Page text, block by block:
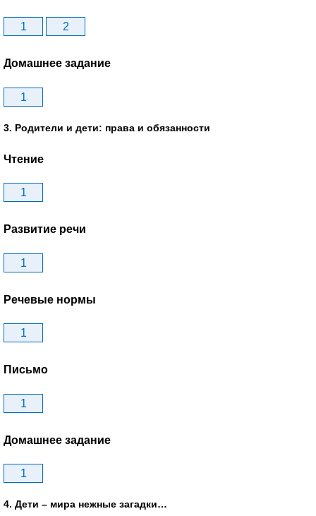
1 2
Домашнее задание
1
3. Родители и дети: права и обязанности
Чтение
1
Развитие речи
1
Речевые нормы
1
Письмо
1
Домашнее задание
1
4. Дети – мира нежные загадки…